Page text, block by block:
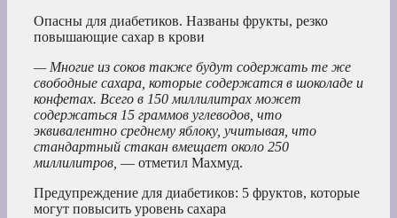
Опасны для диабетиков. Названы фрукты, резко
повышающие сахар в крови
— Многие из соков также будут содержать те же
свободные сахара, которые содержатся в шоколаде и
конфетах. Всего в 150 миллилитрах может
содержаться 15 граммов углеводов, что
эквивалентно среднему яблоку, учитывая, что
стандартный стакан вмещает около 250
миллилитров, — отметил Махмуд.
Предупреждение для диабетиков: 5 фруктов, которые
могут повысить уровень сахара